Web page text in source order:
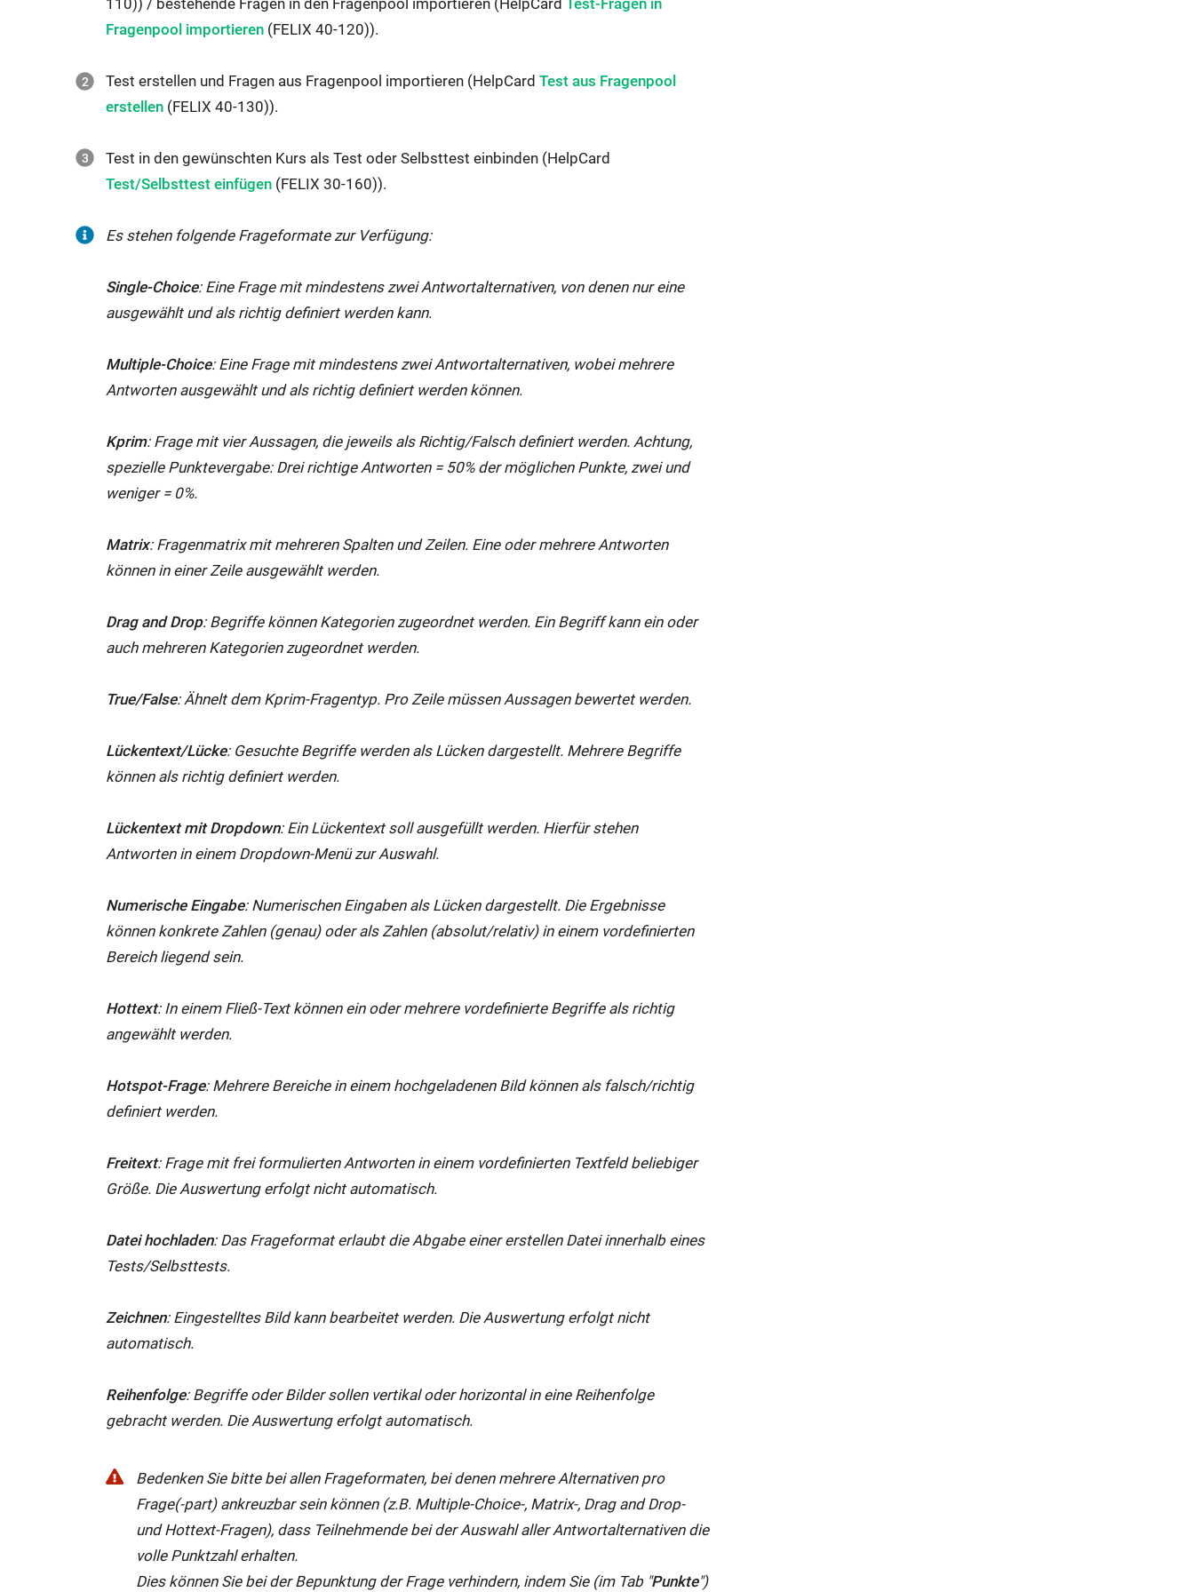
t:
e
n
t:
f
e
f
n
ö
f
t:
e
f
e
t:
g
ö
n
e
neuem
110)) / bestehende Fragen in den Fragenpool importieren (HelpCard
in
geöffnet:
Test-Fragen in
Fragenpool importieren ​​​​​​​ (FELIX 40-120)).
Test erstellen und Fragen aus Fragenpool importieren (HelpCardExterner
in
Test aus Fragenpool
erstellen (FELIX 40-130)).
Test in den gewünschten Kurs als Test oder Selbsttest einbinden (HelpCard
Fenster
Test/Selbsttest einfügen ​​​​​​​ (FELIX 30-160)).
Es stehen folgende Frageformate zur Verfügung:
Single-Choice: Eine Frage mit mindestens zwei Antwortalternativen, von denen nur eine
ausgewählt und als richtig definiert werden kann.
Multiple-Choice: Eine Frage mit mindestens zwei Antwortalternativen, wobei mehrere
Antworten ausgewählt und als richtig definiert werden können.
Kprim: Frage mit vier Aussagen, die jeweils als Richtig/Falsch definiert werden. Achtung,
spezielle Punktevergabe: Drei richtige Antworten = 50% der möglichen Punkte, zwei und
weniger = 0%.
Matrix: Fragenmatrix mit mehreren Spalten und Zeilen. Eine oder mehrere Antworten
können in einer Zeile ausgewählt werden.
Drag and Drop: Begriffe können Kategorien zugeordnet werden. Ein Begriff kann ein oder
auch mehreren Kategorien zugeordnet werden.
True/False: Ähnelt dem Kprim-Fragentyp. Pro Zeile müssen Aussagen bewertet werden.
Lückentext/Lücke: Gesuchte Begriffe werden als Lücken dargestellt. Mehrere Begriffe
können als richtig definiert werden.
Lückentext mitDropdown: Ein Lückentext soll ausgefüllt werden. Hierfür stehen
Antworten in einem Dropdown-Menü zur Auswahl.
Numerische Eingabe: Numerischen Eingaben als Lücken dargestellt. Die Ergebnisse
können konkrete Zahlen (genau) oder als Zahlen (absolut/relativ) in einem vordefinierten
Bereich liegend sein.
Hottext: In einem Fließ-Text können ein oder mehrere vordefinierte Begriffe als richtig
angewählt werden.
Hotspot-Frage: Mehrere Bereiche in einem hochgeladenen Bild können als falsch/richtig
definiert werden.
Freitext: Frage mit frei formulierten Antworten in einem vordefinierten Textfeld beliebiger
Größe. Die Auswertung erfolgt nicht automatisch.
Datei hochladen: Das Frageformat erlaubt die Abgabe einer erstellen Datei innerhalb eines
Tests/Selbsttests.
Zeichnen: Eingestelltes Bild kann bearbeitet werden. Die Auswertung erfolgt nicht
automatisch.
Reihenfolge: Begriffe oder Bilder sollen vertikal oder horizontal in eine Reihenfolge
gebracht werden. Die Auswertung erfolgt automatisch.
Bedenken Sie bitte bei allen Frageformaten, bei denen mehrere Alternativen pro
Frage(-part) ankreuzbar sein können (z.B. Multiple-Choice-, Matrix-, Drag and Drop-
und Hottext-Fragen), dass Teilnehmende bei der Auswahl aller Antwortalternativen die
volle Punktzahl erhalten.
Dies können Sie bei der Bepunktung der Frage verhindern, indem Sie (im Tab "Punkte")